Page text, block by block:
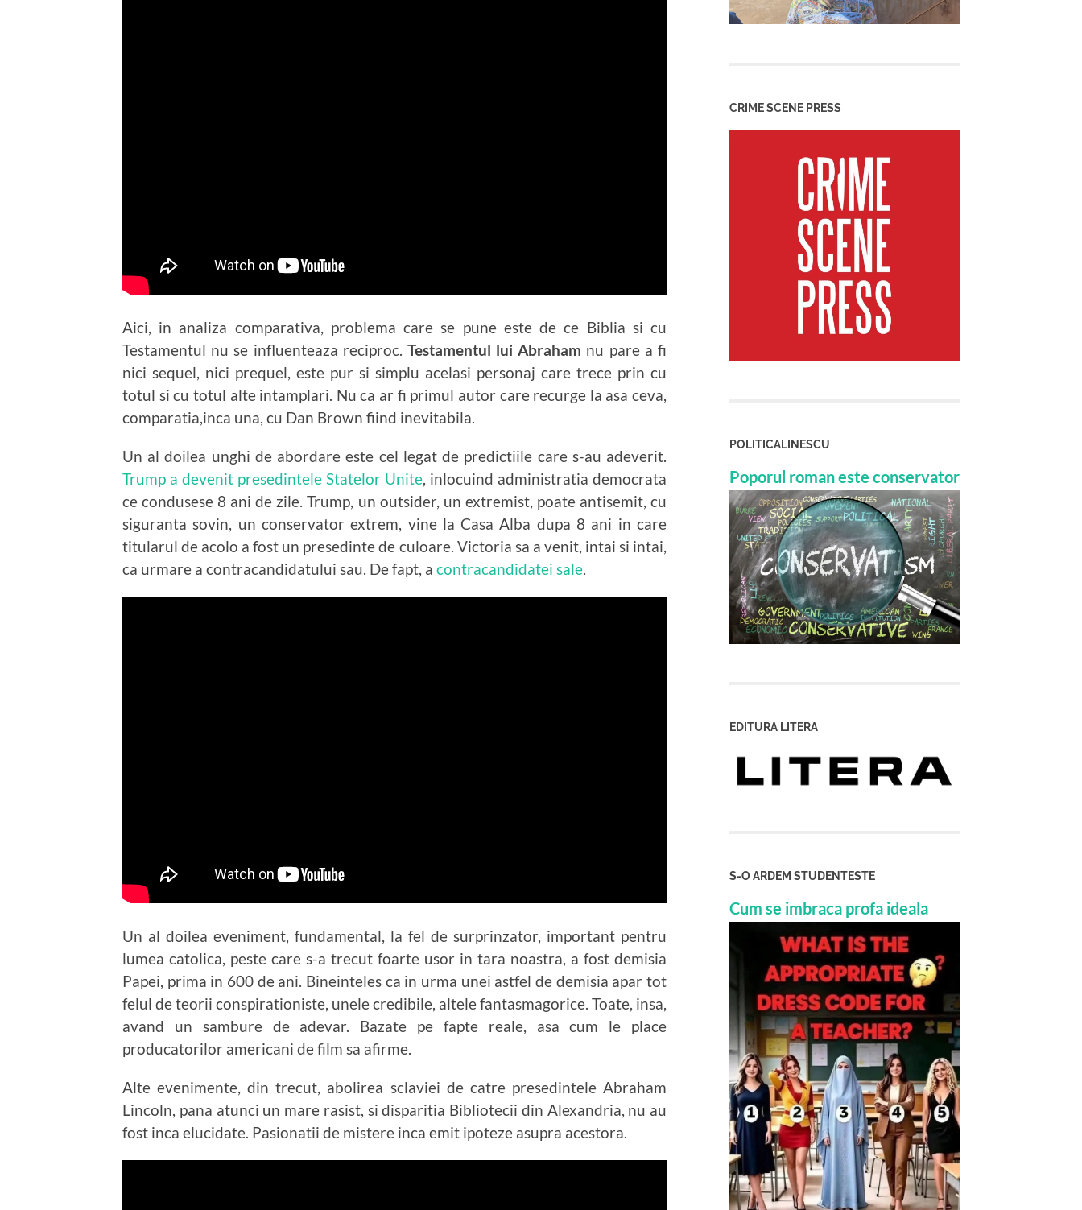
Aici, in analiza comparativa, problema care se pune este de ce Biblia si cu
Testamentul nu se influenteaza reciproc. Testamentul lui Abraham nu pare a fi
nici sequel, nici prequel, este pur si simplu acelasi personaj care trece prin cu
totul si cu totul alte intamplari. Nu ca ar fi primul autor care recurge la asa ceva,
comparatia,inca una, cu Dan Brown fiind inevitabila.
Un al doilea unghi de abordare este cel legat de predictiile care s-au adeverit.
Trump a devenit presedintele Statelor Unite, inlocuind administratia democrata
ce condusese 8 ani de zile. Trump, un outsider, un extremist, poate antisemit, cu
siguranta sovin, un conservator extrem, vine la Casa Alba dupa 8 ani in care
titularul de acolo a fost un presedinte de culoare. Victoria sa a venit, intai si intai,
ca urmare a contracandidatului sau. De fapt, a contracandidatei sale.
Un al doilea eveniment, fundamental, la fel de surprinzator, important pentru
lumea catolica, peste care s-a trecut foarte usor in tara noastra, a fost demisia
Papei, prima in 600 de ani. Bineinteles ca in urma unei astfel de demisia apar tot
felul de teorii conspirationiste, unele credibile, altele fantasmagorice. Toate, insa,
avand un sambure de adevar. Bazate pe fapte reale, asa cum le place
producatorilor americani de film sa afirme.
Alte evenimente, din trecut, abolirea sclaviei de catre presedintele Abraham
Lincoln, pana atunci un mare rasist, si disparitia Bibliotecii din Alexandria, nu au
fost inca elucidate. Pasionatii de mistere inca emit ipoteze asupra acestora.
CRIME SCENE PRESS
POLITICALINESCU
Poporul roman este conservator
EDITURA LITERA
S-O ARDEM STUDENTESTE
Cum se imbraca profa ideala